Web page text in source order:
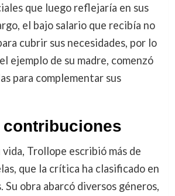
que luego reflejaría en sus
el bajo salario que recibía no
cubrir sus necesidades, por lo
ejemplo de su madre, comenzó
para complementar sus
Trollope escribió más de
que la crítica ha clasificado en
obra abarcó diversos géneros,